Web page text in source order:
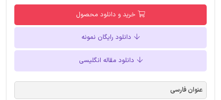
خرید و دانلود محصول
دانلود رایگان نمونه
دانلود مقاله انگلیسی
عنوان فارسی